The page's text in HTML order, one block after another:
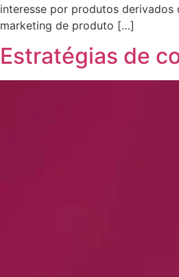
interesse por produtos
marketing de produto […]
Estratégias de